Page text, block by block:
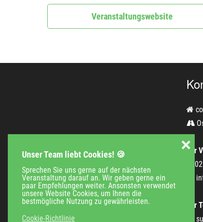
Unser Team liebt Cookies! 🍪
Sprechen Sie uns gerne auf der nächsten
Veranstaltung darauf an. Wir geben gerne ein
paar Empfehlungen weiter. Ansonsten verwendet
unsere Website Cookies, um Ihnen die
bestmögliche Nutzung zu gewährleisten.
Cookie-Richtlinie
❌
Veranstaltungswebsite
Für
Für